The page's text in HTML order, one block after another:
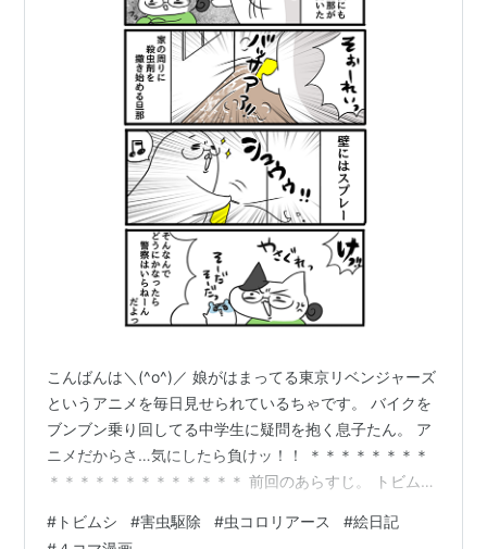
こんばんは＼(^o^)／ 娘がはまってる東京リベンジャーズ
というアニメを毎日見せられているちゃです。 バイクを
ブンブン乗り回してる中学生に疑問を抱く息子たん。 ア
ニメだからさ…気にしたら負けッ！！ ＊＊＊＊＊＊＊＊
＊＊＊＊＊＊＊＊＊＊＊＊＊ 前回のあらすじ。 トビムシ
karubi.hatenadiary.jp 精神的にやばくなってきた妻を目
# トビムシ #害虫駆除 #虫コロリアース #絵日記